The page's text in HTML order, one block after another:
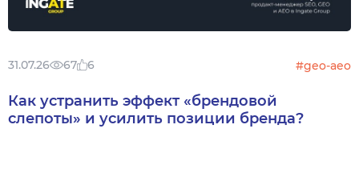
31.07.26 67 6 #geo-aeo
Как устранить эффект «брендовой
слепоты» и усилить позиции бренда?